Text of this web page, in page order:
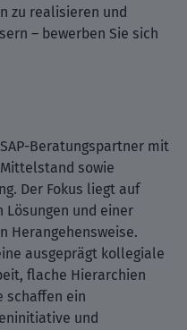
zu realisieren und
– bewerben Sie sich
Beratungspartner mit
sowie
Der Fokus liegt auf
und einer
Herangehensweise.
ausgeprägt kollegiale
flache Hierarchien
schaffen ein
und